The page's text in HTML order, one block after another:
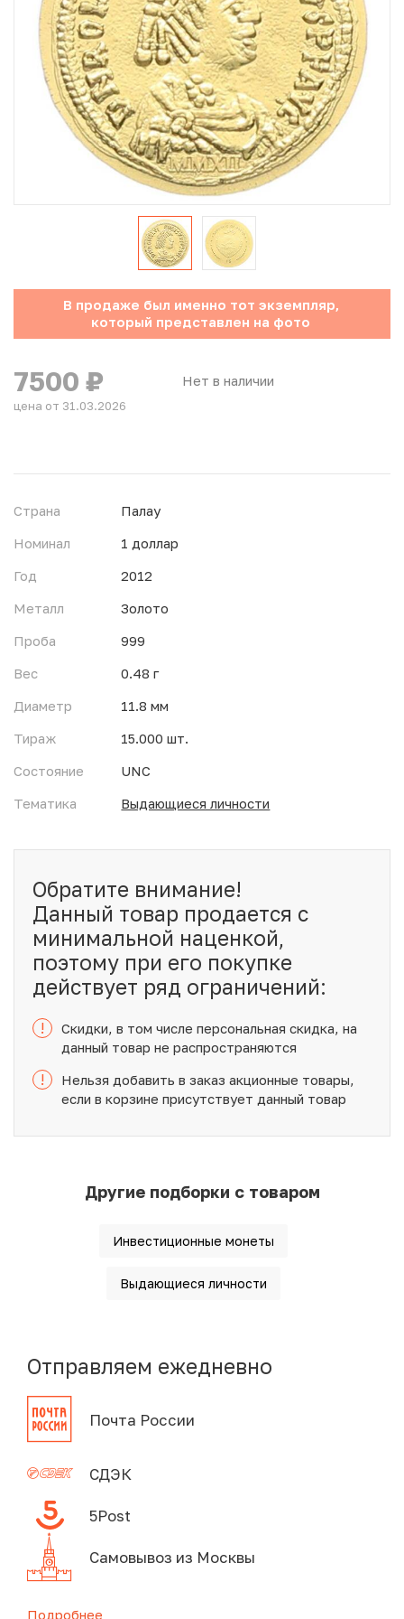
Юбилейные монеты Банка России (с 1999 года)
Памятные и инвестиционные монеты СССР и России
Иностранные монеты
Неофициальные выпуски монет (Unusual)
Античные и средневековые монеты
В продаже был именно тот экземпляр,
который представлен на фото
Нет в наличии
7500 ₽
цена от 31.03.2026
Страна
Палау
Номинал
1 доллар
Год
2012
Металл
Золото
Проба
999
Вес
0.48 г
Диаметр
11.8 мм
Тираж
15.000 шт.
Состояние
UNC
Тематика
Выдающиеся личности
Обратите внимание!
Данный товар продается с
минимальной наценкой,
поэтому при его покупке
действует ряд ограничений:
!
Скидки, в том числе персональная скидка, на
данный товар не распространяются
!
Нельзя добавить в заказ акционные товары,
если в корзине присутствует данный товар
Другие подборки с товаром
Инвестиционные монеты
Выдающиеся личности
Отправляем ежедневно
Почта России
СДЭК
5Post
Самовывоз из Москвы
Подробнее